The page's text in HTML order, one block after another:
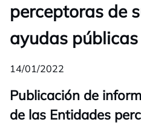
perceptoras de
ayudas públicas
14/01/2022
Publicación de
de las Entidades